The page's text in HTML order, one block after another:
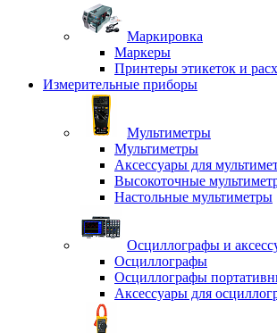
Маркировка
Маркеры
Принтеры этикеток и
Измерительные приборы
Мультиметры
Мультиметры
Аксессуары для
Высокоточные
Настольные мультиметры
Осциллографы и
Осциллографы
Осциллографы
Аксессуары для